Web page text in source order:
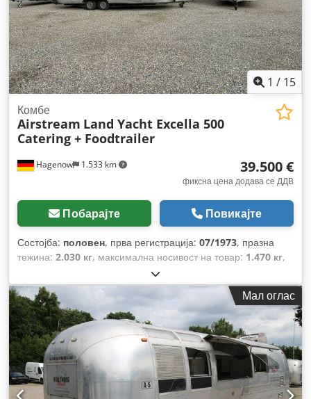
1 / 15
Hagenow 1.533 km
Комбе
Airstream Land Yacht Excella 500
Catering + Foodtrailer
39.500 €
фиксна цена додава се ДДВ
Побарајте Повикајте
Состојба: половен, прва регистрација: 07/1973, празна
тежина: 2.030 кг, максимална носивост на товар: 1.470 кг,
, боја:сребрен
механички, суспензија:друго, вкупна должина:9.800 мм,
Мал оглас